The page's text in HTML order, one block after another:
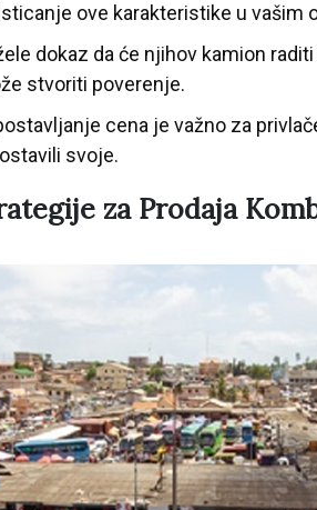
ove karakteristike u vašim
dokaz da će njihov kamion
stvoriti poverenje.
cena je važno za
svoje.
za Prodaja